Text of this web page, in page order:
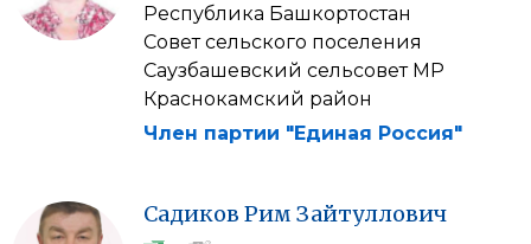
Республика Башкортостан
Совет сельского поселения
Саузбашевский сельсовет МР
Краснокамский район
Член партии "Единая Россия"
Садиков Рим Зайтуллович